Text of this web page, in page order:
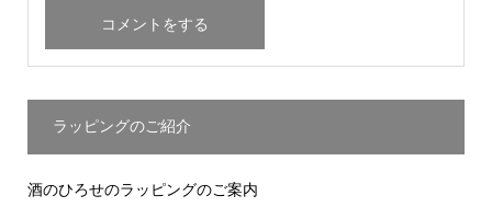
ラッピングのご紹介
酒のひろせのラッピングのご案内